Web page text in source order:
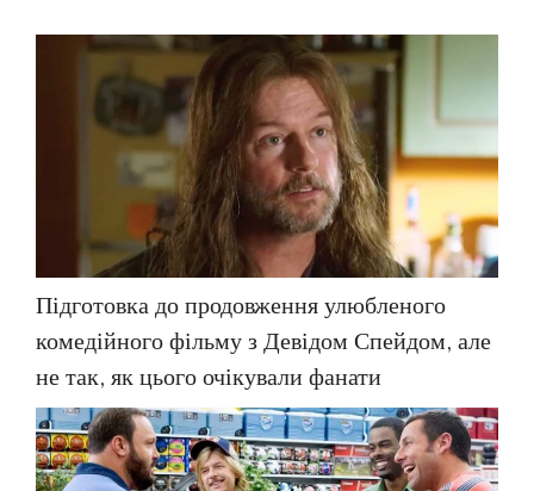
Підготовка до продовження улюбленого
комедійного фільму з Девідом Спейдом, але
не так, як цього очікували фанати